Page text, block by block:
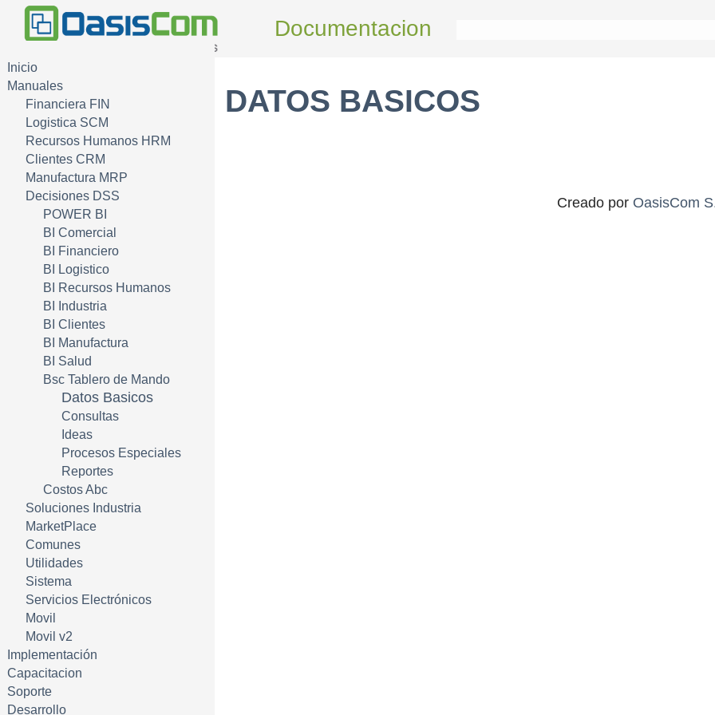
Documentacion
Inicio
Manuales
Financiera FIN
Logistica SCM
Recursos Humanos HRM
Clientes CRM
Manufactura MRP
Decisiones DSS
POWER BI
BI Comercial
BI Financiero
BI Logistico
BI Recursos Humanos
BI Industria
BI Clientes
BI Manufactura
BI Salud
Bsc Tablero de Mando
Datos Basicos
Consultas
Ideas
Procesos Especiales
Reportes
Costos Abc
Soluciones Industria
MarketPlace
Comunes
Utilidades
Sistema
Servicios Electrónicos
Movil
Movil v2
Implementación
Capacitacion
Soporte
Desarrollo
DATOS BASICOS
Creado por OasisCom